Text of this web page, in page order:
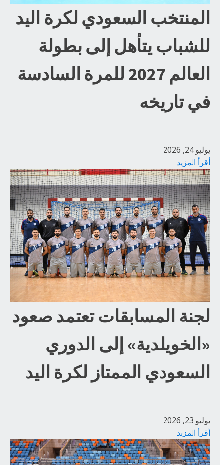
المنتخب السعودي لكرة اليد
للشباب يتأهل إلى بطولة
العالم 2027 للمرة السادسة
في تاريخه
يوليو 24, 2026
أقرأ المزيد
لجنة المسابقات تعتمد صعود
«الخويلدية» إلى الدوري
السعودي الممتاز لكرة اليد
يوليو 23, 2026
أقرأ المزيد